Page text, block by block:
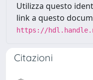
Utilizza questo
link a questo
https://
Citazioni